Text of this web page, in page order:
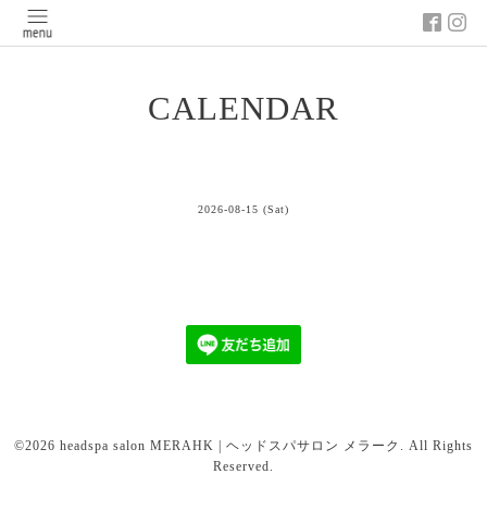
CALENDAR
2026-08-15 (Sat)
©2026 headspa salon MERAHK | ヘッドスパサロン メラーク
. All Rights
Reserved.